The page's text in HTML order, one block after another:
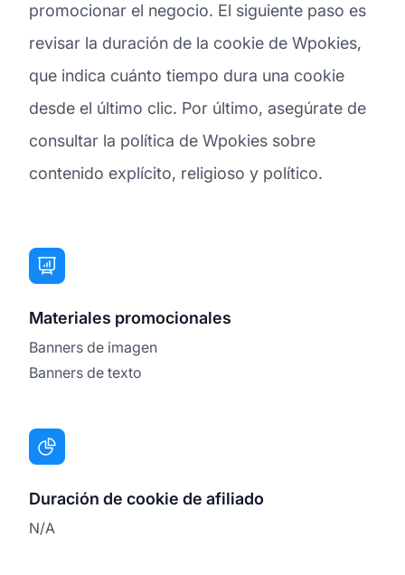
promocionar el negocio. El siguiente paso es
revisar la duración de la cookie de Wpokies,
que indica cuánto tiempo dura una cookie
desde el último clic. Por último, asegúrate de
consultar la política de Wpokies sobre
contenido explícito, religioso y político.
Materiales promocionales
Banners de imagen
Banners de texto
Duración de cookie de afiliado
N/A